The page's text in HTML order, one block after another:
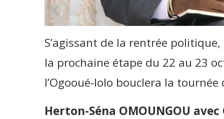
S’agissant de la rentrée
la prochaine étape du 22 au 23
l’Ogooué-lolo bouclera la
Herton-Séna OMOUNGOU avec